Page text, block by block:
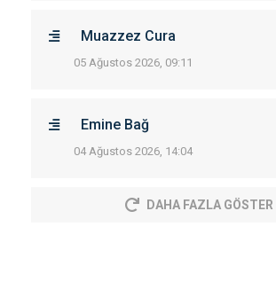
Muazzez Cura
05 Ağustos 2026, 09:11
Emine Bağ
04 Ağustos 2026, 14:04
DAHA FAZLA GÖSTER